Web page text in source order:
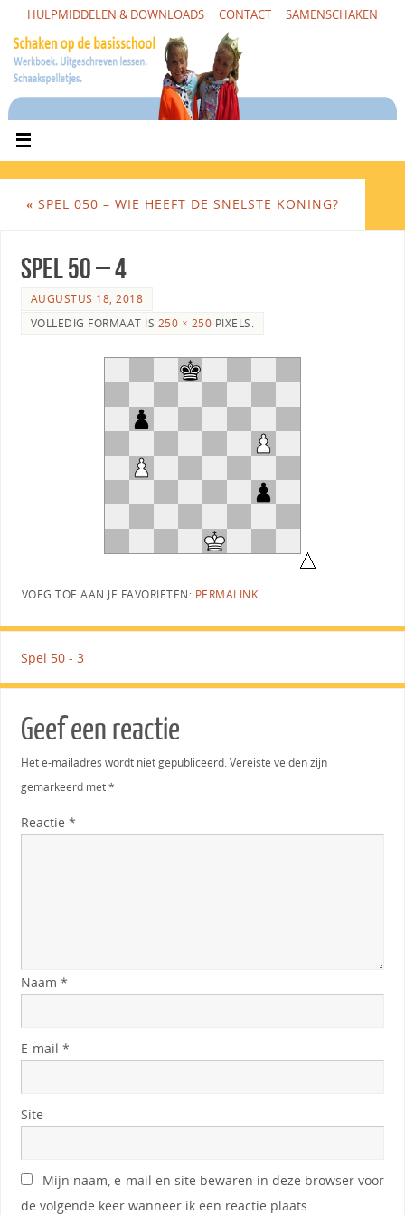
HULPMIDDELEN & DOWNLOADS CONTACT SAMENSCHAKEN
« SPEL 050 – WIE HEEFT DE SNELSTE KONING?
Spel 50 – 4
AUGUSTUS 18, 2018
VOLLEDIG FORMAAT IS 250 × 250 PIXELS.
VOEG TOE AAN JE FAVORIETEN: PERMALINK.
Spel 50 - 3
Geef een reactie
Het e-mailadres wordt niet gepubliceerd. Vereiste velden zijn
gemarkeerd met*
Reactie *
Naam *
E-mail *
Site
Mijn naam, e-mail en site bewaren in deze browser voor
de volgende keer wanneer ik een reactie plaats.